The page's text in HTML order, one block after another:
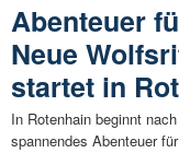
Abenteuer
Neue
startet in
In Rotenhain beginnt
spannendes Abenteuer